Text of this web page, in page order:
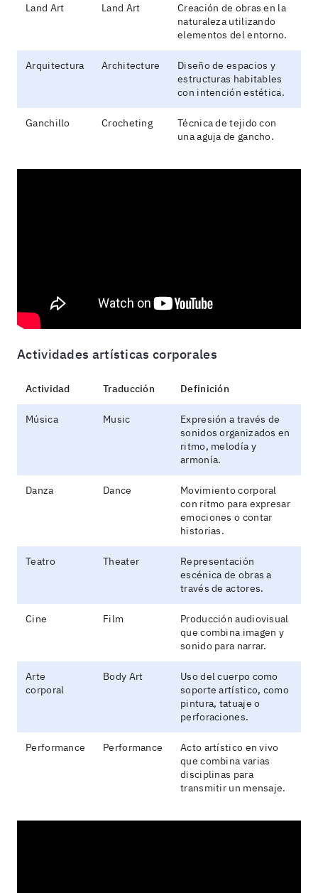
Land Art Land Art
Creación de obras en la
naturaleza utilizando
elementos del entorno.
Arquitectura Architecture
Diseño de espacios y
estructuras habitables
con intención estética.
Ganchillo Crocheting
Técnica de tejido con
una aguja de gancho.
Actividades artísticas corporales
Actividad Traducción Definición
Música Music
Expresión a través de
sonidos organizados en
ritmo, melodía y
armonía.
Danza Dance
Movimiento corporal
con ritmo para expresar
emociones o contar
historias.
Teatro Theater
Representación
escénica de obras a
través de actores.
Cine Film
Producción audiovisual
que combina imagen y
sonido para narrar.
Arte
corporal
Body Art
Uso del cuerpo como
soporte artístico, como
pintura, tatuaje o
perforaciones.
Performance Performance
Acto artístico en vivo
que combina varias
disciplinas para
transmitir un mensaje.